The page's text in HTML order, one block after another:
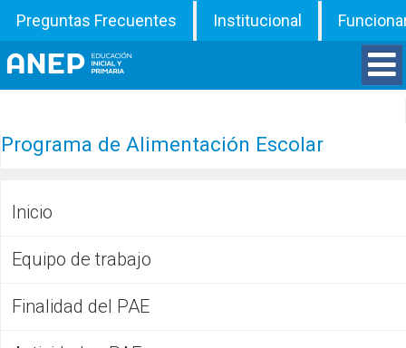
Preguntas Frecuentes Institucional
Inspecciones
Programas
ATD
Programa de Alimentación Escolar
Inicio
Equipo de trabajo
Finalidad del PAE